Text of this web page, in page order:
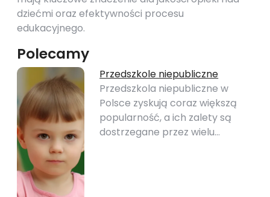
dziećmi oraz efektywności procesu
edukacyjnego.
Polecamy
Przedszkole niepubliczne
Przedszkola niepubliczne w
Polsce zyskują coraz większą
popularność, a ich zalety są
dostrzegane przez wielu…